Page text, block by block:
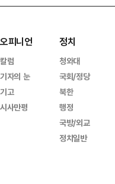
오피니언
칼럼
기자의 눈
기고
시사만평
정치
청와대
국회/정당
북한
행정
국방/외교
정치일반